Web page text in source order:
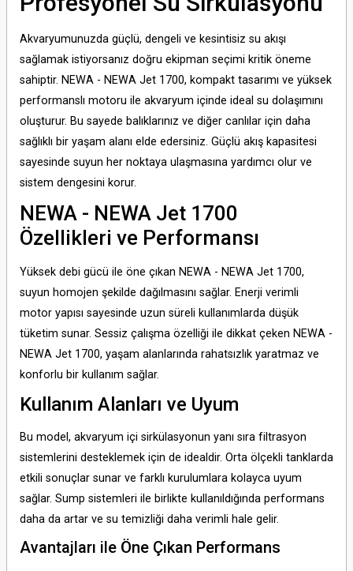
Akvaryumunuzda güçlü, dengeli ve kesintisiz su akışı
sağlamak istiyorsanız doğru ekipman seçimi kritik öneme
sahiptir. NEWA - NEWA Jet 1700, kompakt tasarımı ve yüksek
performanslı motoru ile akvaryum içinde ideal su dolaşımını
oluşturur. Bu sayede balıklarınız ve diğer canlılar için daha
sağlıklı bir yaşam alanı elde edersiniz. Güçlü akış kapasitesi
sayesinde suyun her noktaya ulaşmasına yardımcı olur ve
sistem dengesini korur.
NEWA - NEWA Jet 1700
Özellikleri ve Performansı
Yüksek debi gücü ile öne çıkan NEWA - NEWA Jet 1700,
suyun homojen şekilde dağılmasını sağlar. Enerji verimli
motor yapısı sayesinde uzun süreli kullanımlarda düşük
tüketim sunar. Sessiz çalışma özelliği ile dikkat çeken NEWA -
NEWA Jet 1700, yaşam alanlarında rahatsızlık yaratmaz ve
konforlu bir kullanım sağlar.
Kullanım Alanları ve Uyum
Bu model, akvaryum içi sirkülasyonun yanı sıra filtrasyon
sistemlerini desteklemek için de idealdir. Orta ölçekli tanklarda
etkili sonuçlar sunar ve farklı kurulumlara kolayca uyum
sağlar. Sump sistemleri ile birlikte kullanıldığında performans
daha da artar ve su temizliği daha verimli hale gelir.
Avantajları ile Öne Çıkan Performans